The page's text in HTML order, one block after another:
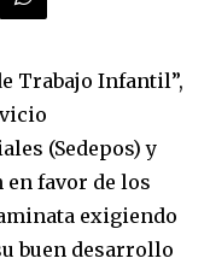
Trabajo Infantil”,
(Sedepos) y
favor de los
exigiendo
buen desarrollo